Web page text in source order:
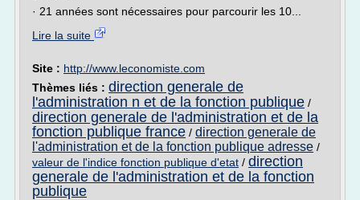
· 21 années sont nécessaires pour parcourir les 10...
Lire la suite
Site : http://www.leconomiste.com
Thèmes liés : direction generale de
l'administration n et de la fonction publique /
direction generale de l'administration et de la
fonction publique france / direction generale de
l'administration et de la fonction publique adresse /
valeur de l'indice fonction publique d'etat / direction
generale de l'administration et de la fonction
publique